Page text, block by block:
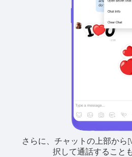
さらに、チャットの上部から
択して通話すること